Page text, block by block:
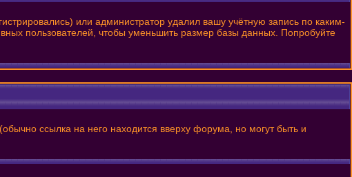
или администратор удалил вашу учётную запись по каким-
пользователей, чтобы уменьшить размер базы данных. Попробуйте
(обычно ссылка на него находится вверху форума, но могут быть и